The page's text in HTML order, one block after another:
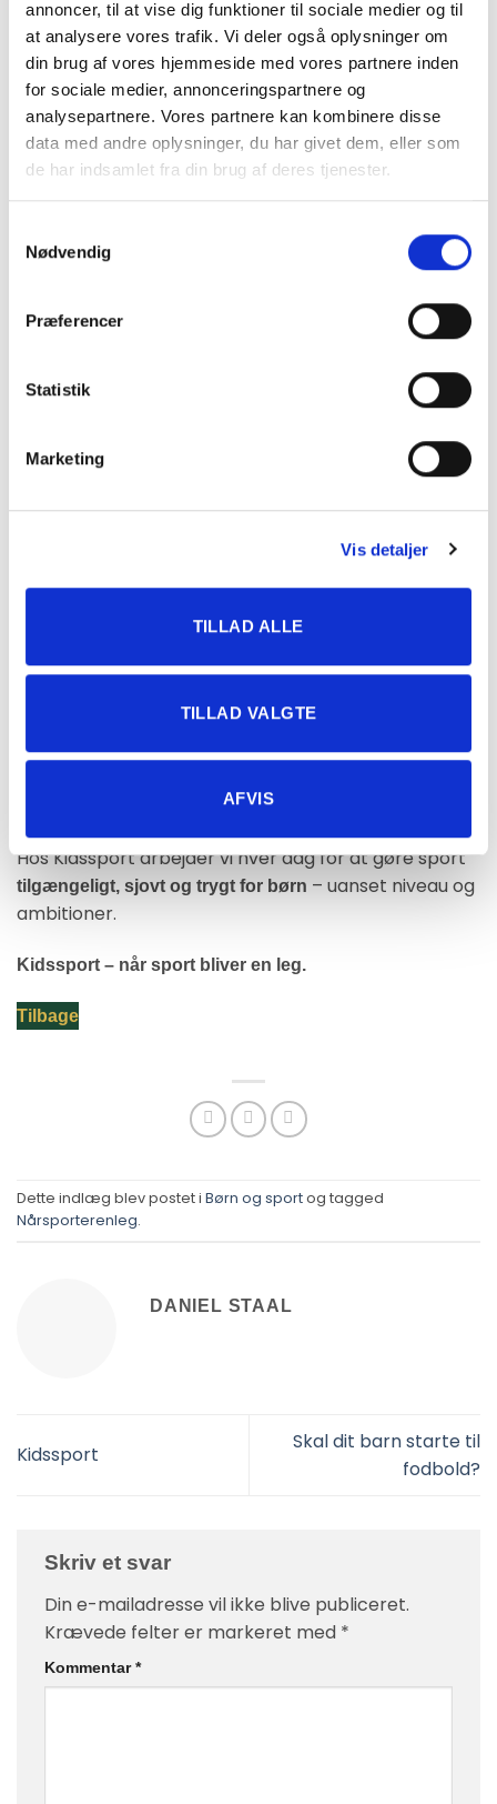
annoncer, til at vise dig funktioner til sociale medier og til
at analysere vores trafik. Vi deler også oplysninger om
din brug af vores hjemmeside med vores partnere inden
for sociale medier, annonceringspartnere og
analysepartnere. Vores partnere kan kombinere disse
data med andre oplysninger, du har givet dem, eller som
de har indsamlet fra din brug af deres tjenester.
Nødvendig
Præferencer
Statistik
Marketing
Vis detaljer
TILLAD ALLE
TILLAD VALGTE
AFVIS
modet til at prøve
viljen til at lære
Det styrker barnets motivation og lyst til at
fortsætte – også når det er svært.
Vis interesse, stil spørgsmål og vær nysgerrig – uden
“Havde du det sjovt i dag?”
kan være langt mere motiverende end analyser af
Sport som en del af en aktiv barndom
Sport handler om meget mere end teknik og
selvtillid
glæden ved at være aktiv
Hos Kidssport arbejder vi hver dag for at gøre sport
tilgængeligt, sjovt og trygt for børn – uanset niveau og
ambitioner.
Kidssport – når sport bliver en leg.
Tilbage
Dette indlæg blev postet i Børn og sportog tagged
Nårsporterenleg.
DANIEL STAAL
Kidssport
Skal dit barn starte til
fodbold?
Skriv et svar
Din e-mailadresse vil ikke blive publiceret.
Krævede felter er markeret med *
Kommentar*